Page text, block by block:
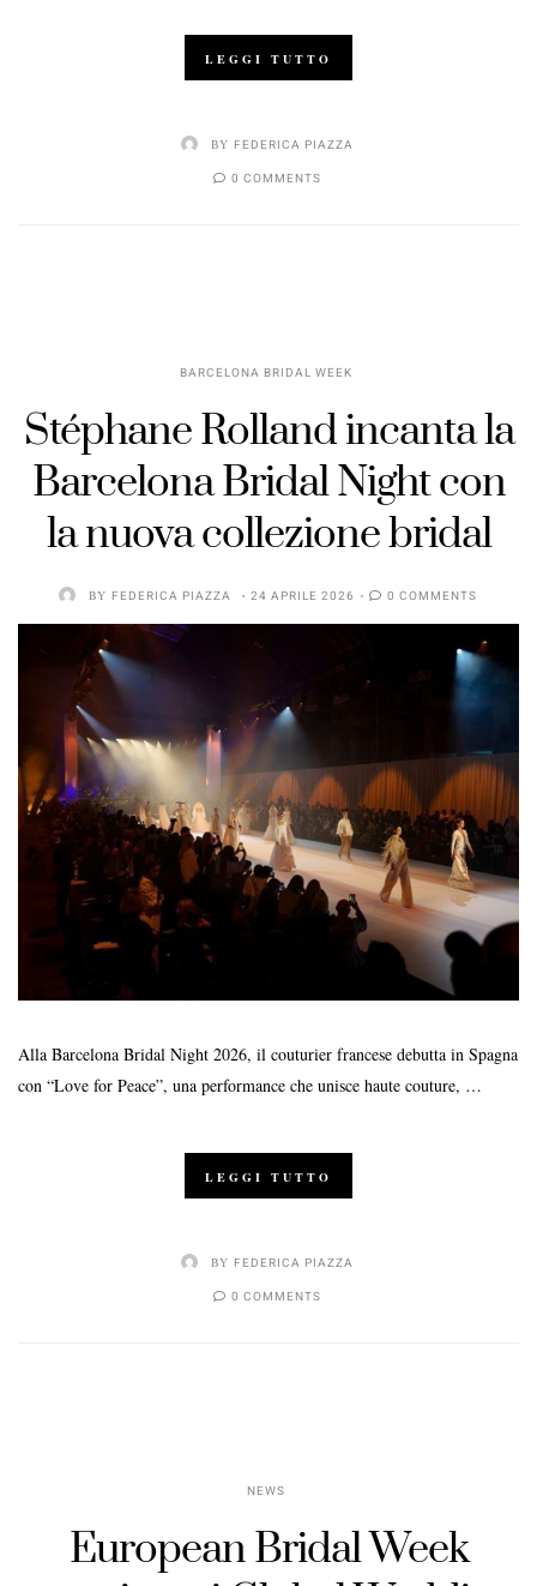
LEGGI TUTTO
BY FEDERICA PIAZZA
0 COMMENTS
BARCELONA BRIDAL WEEK
Stéphane Rolland incanta la
Barcelona Bridal Night con
la nuova collezione bridal
BY FEDERICA PIAZZA 24 APRILE 2026 0 COMMENTS
Alla Barcelona Bridal Night 2026, il couturier francese debutta in Spagna
con “Love for Peace”, una performance che unisce haute couture, …
LEGGI TUTTO
BY FEDERICA PIAZZA
0 COMMENTS
NEWS
European Bridal Week